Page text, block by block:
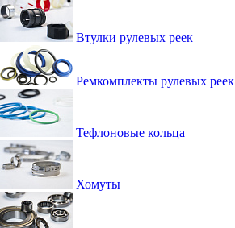
Втулки рулевых реек
Ремкомплекты рулевых реек
Тефлоновые кольца
Хомуты